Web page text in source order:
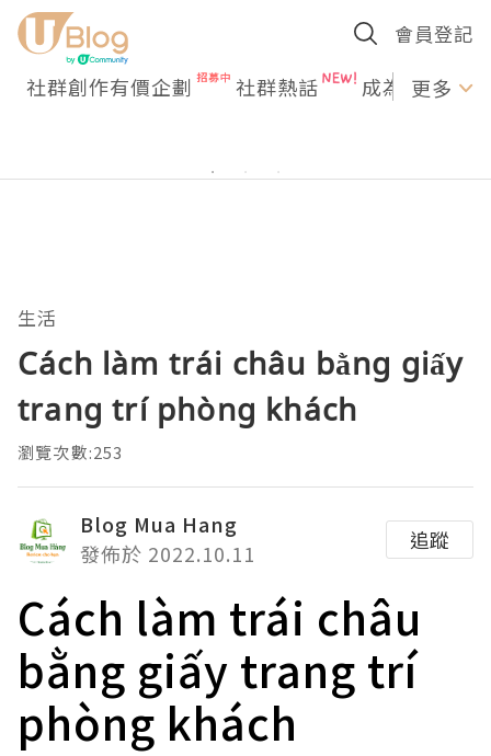
會員登記
社群創作有價企劃 社群熱話 成為U更多
生活
Cách làm trái châu bằng giấy
trang trí phòng khách
瀏覽次數:253
Blog Mua Hang
發佈於 2022.10.11
追蹤
Cách làm trái châu
bằng giấy trang trí
phòng khách